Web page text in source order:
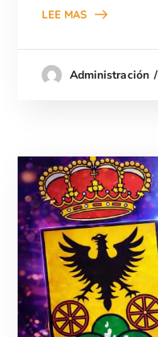
LEE MAS
Administración